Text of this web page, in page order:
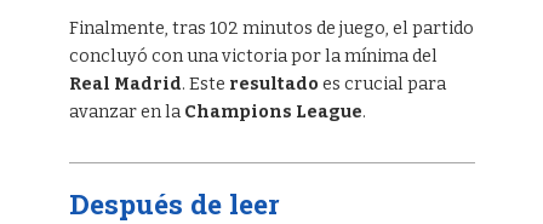
Finalmente, tras 102 minutos de juego, el partido
concluyó con una victoria por la mínima del
Real Madrid. Este resultado es crucial para
avanzar en la Champions League.
Después de leer